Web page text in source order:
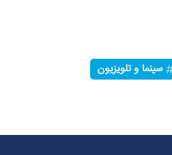
سینما و تلویزیون